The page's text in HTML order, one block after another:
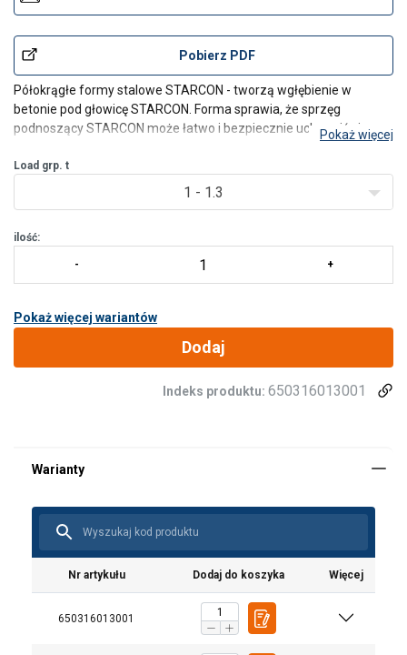
Pobierz PDF
Półokrągłe formy stalowe STARCON - tworzą wgłębienie w
betonie pod głowicę STARCON. Forma sprawia, że sprzęg
podnoszący STARCON może łatwo i bezpiecznie uchwycić się
Pokaż więcej
Load grp. t
1 - 1.3
ilość:
Pokaż więcej wariantów
Dodaj
Indeks produktu: 650316013001
Nr artykułu Dodaj do koszyka Więcej
650316013001
Materiał:
Zakres temperatur: